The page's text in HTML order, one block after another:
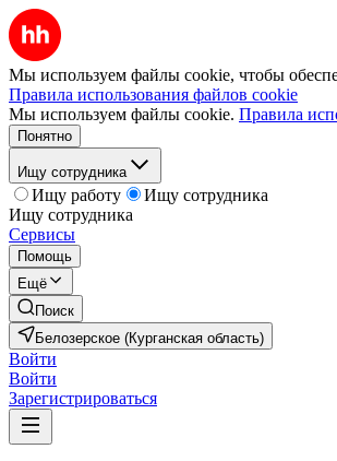
Мы используем файлы cookie, чтобы
Правила использования файлов cookie
Мы используем файлы cookie. Правила
Понятно
Ищу сотрудника
Ищу работу
Ищу сотрудника
Ищу сотрудника
Сервисы
Помощь
Ещё
Поиск
Белозерское (Курганская область)
Войти
Войти
Зарегистрироваться